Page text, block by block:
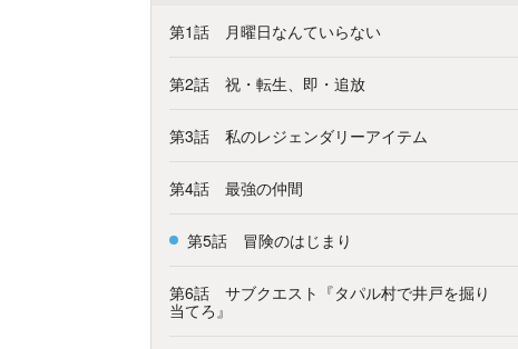
第1話 月曜日なんていらない
第2話 祝・転生、即・追放
第3話 私のレジェンダリーアイテム
第4話 最強の仲間
第5話 冒険のはじまり
第6話 サブクエスト『タパル村で井戸を掘り
当てろ』